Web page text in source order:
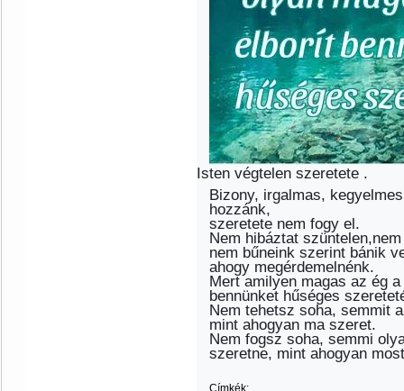
Isten végtelen szeretete .
Bizony, irgalmas,
hozzánk,
szeretete nem fogy el.
Nem hibáztat
nem bűneink szerint bánik
ahogy megérdemelnénk.
Mert amilyen magas az ég
bennünket hűséges
Nem tehetsz soha, semmit
mint ahogyan ma szeret.
Nem fogsz soha, semmi
szeretne, mint ahogyan
Címkék: